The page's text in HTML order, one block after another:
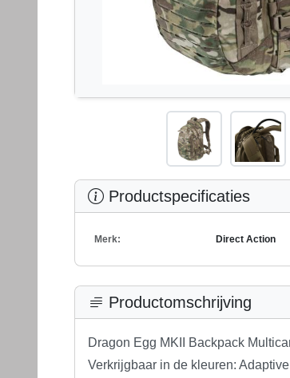
Productspecificaties
Merk: Direct Action
Productomschrijving
Dragon Egg MKII Backpack
Verkrijgbaar in de kleuren: